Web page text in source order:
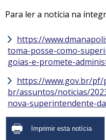
Para ler a notícia na
https://
toma-posse-como-
goias-e-promete-
https://www.gov.br/pf/
br/assuntos/noticias/
nova-superintendente-